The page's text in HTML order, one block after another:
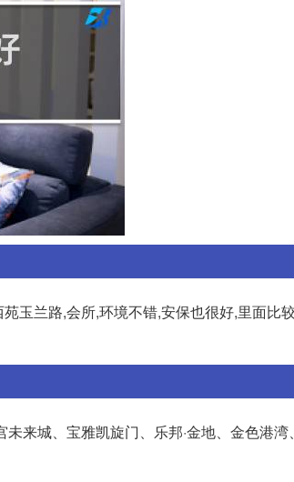
玉兰路,会所,环境不错,安保也很好,里面比
来城、宝雅凯旋门、乐邦·金地、金色港